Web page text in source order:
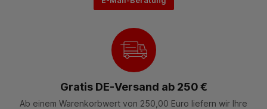
Gratis DE-Versand ab 250 €
Ab einem Warenkorbwert von 250,00 Euro liefern wir Ihre